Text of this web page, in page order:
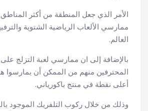
الأمر الذي جعل المنطقة من أكثر المناطق
ممارسي الألعاب الرياضية الشتوية
العالم.
بالإضافة إلى ان ممارسي لعبة التزلج
المحترفين منهم من الممكن أن يمارسوا
أعلى نقطة في منتج باكورياني.
وذلك من خلال ركوب التلفريك الموجود